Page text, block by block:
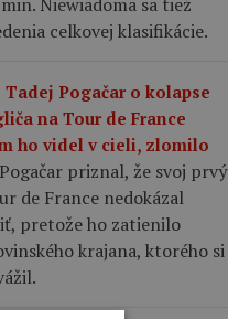
celkovej klasifikácie.
Tadej Pogačar o kolapse
na Tour de France
ho videl v cieli, zlomilo
Pogačar priznal, že svoj prvý
de France nedokázal
pretože ho zatienilo
krajana, ktorého si